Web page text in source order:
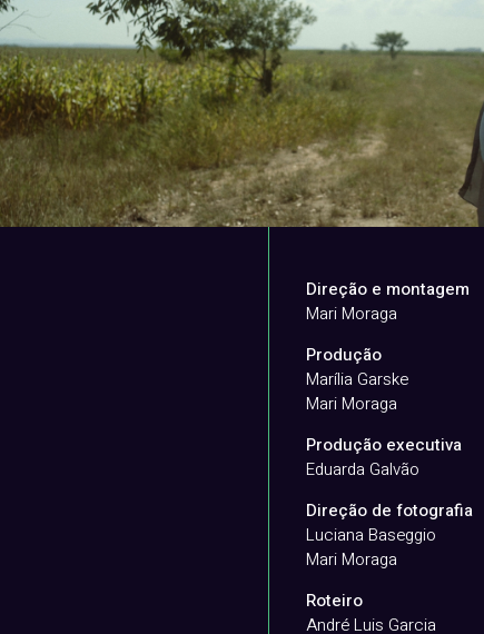
Direção e montagem
Mari Moraga
Produção
Marília Garske
Mari Moraga
Produção executiva
Eduarda Galvão
Direção de fotografia
Luciana Baseggio
Mari Moraga
Roteiro
André Luis Garcia